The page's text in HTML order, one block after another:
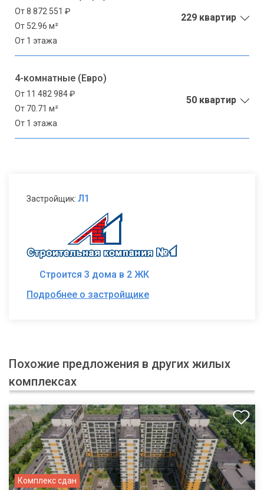
От 8 872 551 ₽
От 52.96 м²
От 1 этажа
229 квартир
4-комнатные (Евро)
От 11 482 984 ₽
От 70.71 м²
От 1 этажа
50 квартир
Застройщик: Л1
Строится 3 дома в 2 ЖК
Подробнее о застройщике
Похожие предложения в других жилых
комплексах
Комплекс сдан